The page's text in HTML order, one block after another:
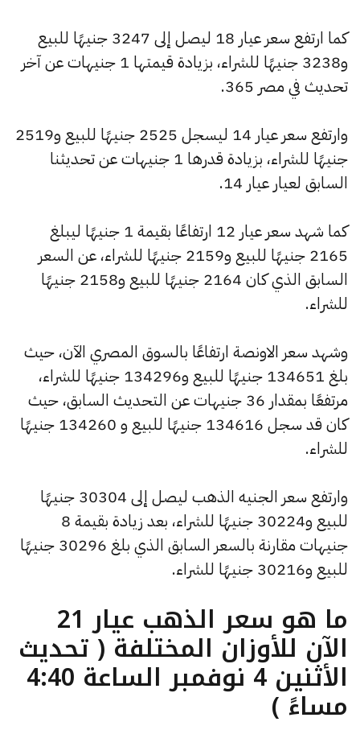
كما ارتفع سعر عيار 18 ليصل إلى 3247 جنيهًا للبيع
و3238 جنيهًا للشراء، بزيادة قيمتها 1 جنيهات عن آخر
تحديث في مصر 365.
وارتفع سعر عيار 14 ليسجل 2525 جنيهًا للبيع و2519
جنيهًا للشراء، بزيادة قدرها 1 جنيهات عن تحديثنا
السابق لعيار عيار 14.
كما شهد سعر عيار 12 ارتفاعًا بقيمة 1 جنيهًا ليبلغ
2165 جنيهًا للبيع و2159 جنيهًا للشراء، عن السعر
السابق الذي كان 2164 جنيهًا للبيع و2158 جنيهًا
للشراء.
وشهد سعر الاونصة ارتفاعًا بالسوق المصري الآن، حيث
بلغ 134651 جنيهًا للبيع و134296 جنيهًا للشراء،
مرتفعًا بمقدار 36 جنيهات عن التحديث السابق، حيث
كان قد سجل 134616 جنيهًا للبيع و 134260 جنيهًا
للشراء.
وارتفع سعر الجنيه الذهب ليصل إلى 30304 جنيهًا
للبيع و30224 جنيهًا للشراء، بعد زيادة بقيمة 8
جنيهات مقارنة بالسعر السابق الذي بلغ 30296 جنيهًا
للبيع و30216 جنيهًا للشراء.
ما هو سعر الذهب عيار 21
الآن للأوزان المختلفة ( تحديث
الأثنين 4 نوفمبر الساعة 4:40
مساءً )